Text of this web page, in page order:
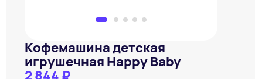
Кофемашина детская
игрушечная Happy Baby
2 844 ₽